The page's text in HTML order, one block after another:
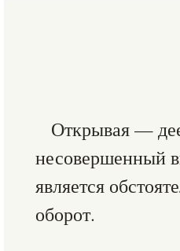
Открывая —
несовершенный
является
оборот.